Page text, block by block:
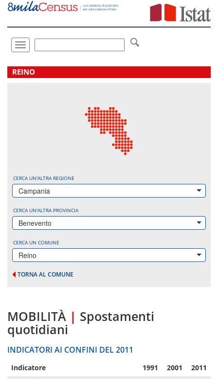
Vai
direttamente
Toggle
navigation
.
REINO
CERCA UN'ALTRA REGIONE
Campania
CERCA UN'ALTRA PROVINCIA
Benevento
CERCA UN COMUNE
Reino
TORNA AL COMUNE
MOBILITÀ | Spostamenti
quotidiani
INDICATORI AI CONFINI DEL 2011
Indicatore 1991 2001 2011